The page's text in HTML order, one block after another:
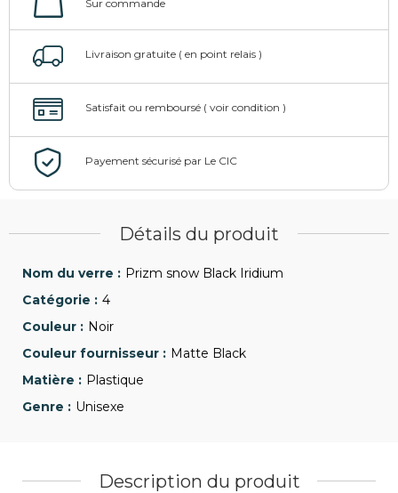
Détails du produit
Prizm snow Black Iridium
4
Noir
Matte Black
Plastique
Unisexe
Description du produit